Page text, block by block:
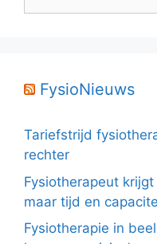
FysioNieuws
Tariefstrijd
rechter
Fysiotherapeut
maar tijd en
Fysiotherapie in